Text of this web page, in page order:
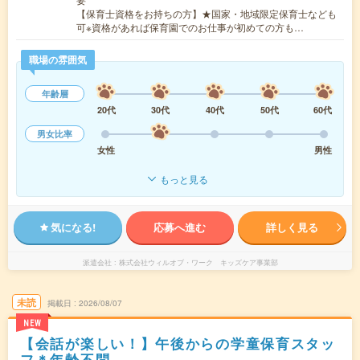
【保育士資格をお持ちの方】★国家・地域限定保育士なども
可※資格があれば保育園でのお仕事が初めての方も…
職場の雰囲気
年齢層
20代
30代 40代 50代
60代
男女比率
女性
男性
もっと見る
気になる! 応募へ進む 詳しく見る
派遣会社 株式会社ウィルオブ・ワーク キッズケア事業部
未読
NEW
掲載日 2026/08/07
【会話が楽しい！】午後からの学童保育スタッ